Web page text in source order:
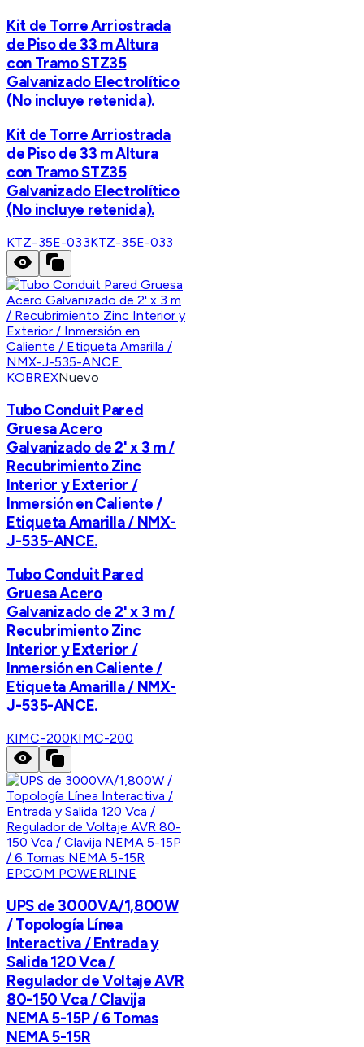
Kit de Torre Arriostrada
de Piso de 33 m Altura
con Tramo STZ35
Galvanizado Electrolítico
(No incluye retenida).
Kit de Torre Arriostrada
de Piso de 33 m Altura
con Tramo STZ35
Galvanizado Electrolítico
(No incluye retenida).
KTZ-35E-033KTZ-35E-033
KOBREXNuevo
Tubo Conduit Pared
Gruesa Acero
Galvanizado de 2' x 3 m /
Recubrimiento Zinc
Interior y Exterior /
Inmersión en Caliente /
Etiqueta Amarilla / NMX-
J-535-ANCE.
Tubo Conduit Pared
Gruesa Acero
Galvanizado de 2' x 3 m /
Recubrimiento Zinc
Interior y Exterior /
Inmersión en Caliente /
Etiqueta Amarilla / NMX-
J-535-ANCE.
KIMC-200KIMC-200
EPCOM POWERLINE
UPS de 3000VA/1,800W
/ Topología Línea
Interactiva / Entrada y
Salida 120 Vca /
Regulador de Voltaje AVR
80-150 Vca / Clavija
NEMA 5-15P / 6 Tomas
NEMA 5-15R